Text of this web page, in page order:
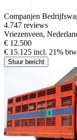
Companjen
4.747 reviews
Vriezenveen,
€ 12.500
€ 15.125 incl. 21% btw
Stuur bericht